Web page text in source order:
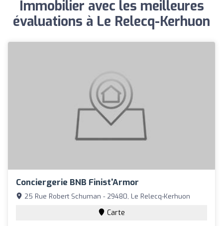
Immobilier avec les meilleures
évaluations à Le Relecq-Kerhuon
Conciergerie BNB Finist'Armor
25 Rue Robert Schuman - 29480, Le Relecq-Kerhuon
Carte